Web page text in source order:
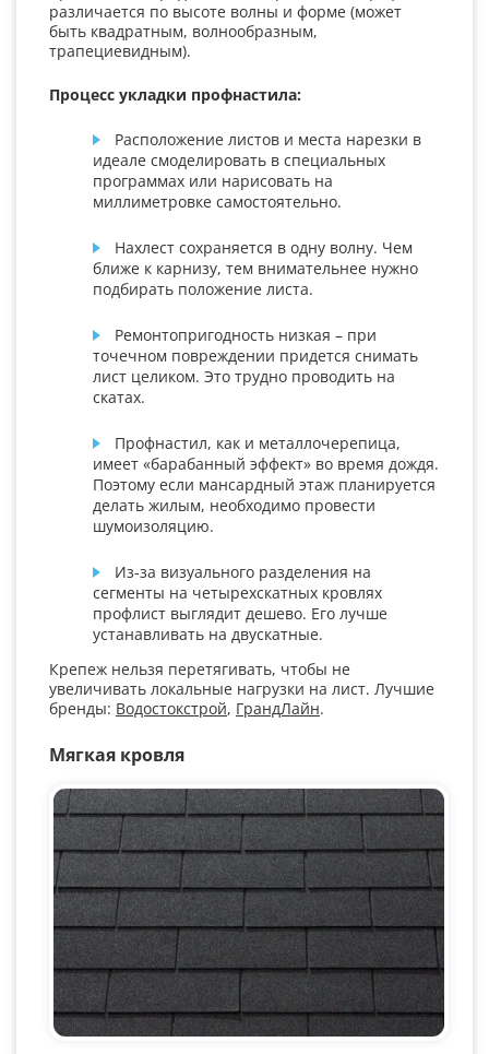
различается по высоте волны и форме (может
быть квадратным, волнообразным,
трапециевидным).
Процесс укладки профнастила:
Расположение листов и места нарезки в
идеале смоделировать в специальных
программах или нарисовать на
миллиметровке самостоятельно.
Нахлест сохраняется в одну волну. Чем
ближе к карнизу, тем внимательнее нужно
подбирать положение листа.
Ремонтопригодность низкая – при
точечном повреждении придется снимать
лист целиком. Это трудно проводить на
скатах.
Профнастил, как и металлочерепица,
имеет «барабанный эффект» во время дождя.
Поэтому если мансардный этаж планируется
делать жилым, необходимо провести
шумоизоляцию.
Из-за визуального разделения на
сегменты на четырехскатных кровлях
профлист выглядит дешево. Его лучше
устанавливать на двускатные.
Крепеж нельзя перетягивать, чтобы не
увеличивать локальные нагрузки на лист. Лучшие
бренды: Водостокстрой, ГрандЛайн.
Мягкая кровля